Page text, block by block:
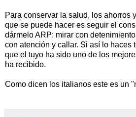
Para conservar la salud, los ahorros
que se puede hacer es seguir el
dármelo ARP: mirar con
con atención y callar. Si así lo haces
que el tuyo ha sido uno de los
ha recibido.
Como dicen los italianos este es un